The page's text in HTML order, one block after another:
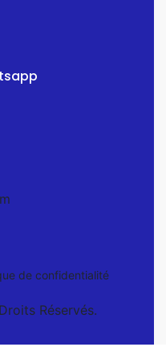
de confidentialité
Réservés.